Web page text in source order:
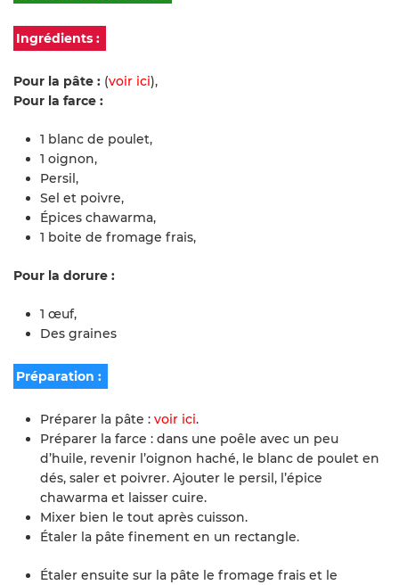
Ingrédients :
Pour la pâte : (voir ici),
Pour la farce :
1 blanc de poulet,
1 oignon,
Persil,
Sel et poivre,
Épices chawarma,
1 boite de fromage frais,
Pour la dorure :
1 œuf,
Des graines
Préparation :
Préparer la pâte : voir ici.
Préparer la farce : dans une poêle avec un peu
d’huile, revenir l’oignon haché, le blanc de poulet en
dés, saler et poivrer. Ajouter le persil, l’épice
chawarma et laisser cuire.
Mixer bien le tout après cuisson.
Étaler la pâte finement en un rectangle.
Étaler ensuite sur la pâte le fromage frais et le